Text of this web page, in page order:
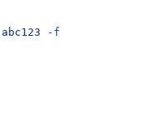
abc123 -f